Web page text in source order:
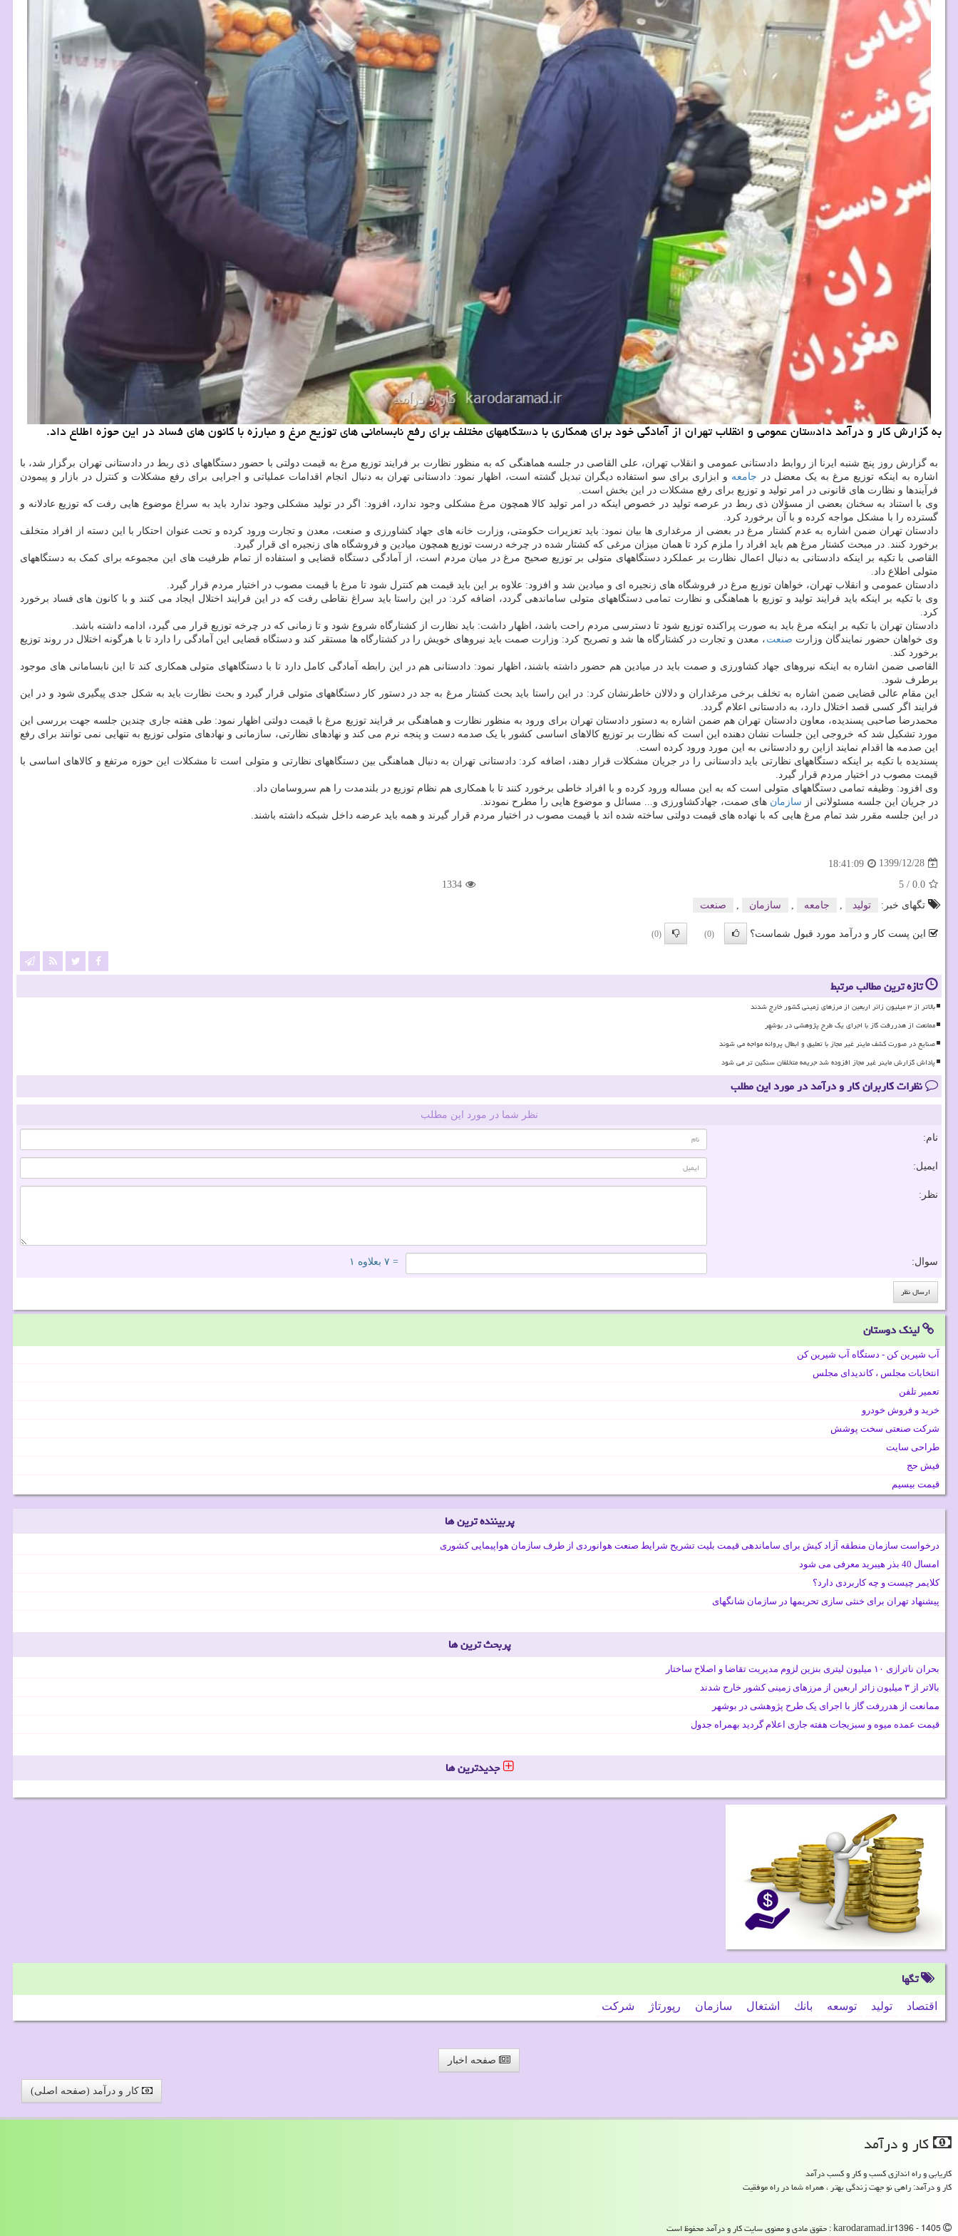
به گزارش کار و درآمد دادستان عمومی و انقلاب تهران از آمادگی خود برای همکاری با دستگاههای مختلف برای رفع نابسامانی های توزیع مرغ و مبارزه با کانون های فساد در این حوزه اطلاع داد.
به گزارش روز پنچ شنبه ایرنا از روابط دادستانی عمومی و انقلاب تهران، علی القاصی در جلسه هماهنگی که به منظور نظارت بر فرایند توزیع مرغ به قیمت دولتی با حضور دستگاههای ذی ربط در دادستانی تهران برگزار شد، با
اشاره به اینکه توزیع مرغ به یک معضل در جامعه و ابزاری برای سو استفاده دیگران تبدیل گشته است، اظهار نمود: دادستانی تهران به دنبال انجام اقدامات عملیاتی و اجرایی برای رفع مشکلات و کنترل در بازار و پیمودن
فرآیندها و نظارت های قانونی در امر تولید و توزیع برای رفع مشکلات در این بخش است.
وی با استناد به سخنان بعضی از مسؤلان ذی ربط در عرصه تولید در خصوص اینکه در امر تولید کالا همچون مرغ مشکلی وجود ندارد، افزود: اگر در تولید مشکلی وجود ندارد باید به سراغ موضوع هایی رفت که توزیع عادلانه و
گسترده را با مشکل مواجه کرده و با آن برخورد کرد.
دادستان تهران ضمن اشاره به عدم کشتار مرغ در بعضی از مرغداری ها بیان نمود: باید تعزیرات حکومتی، وزارت خانه های جهاد کشاورزی و صنعت، معدن و تجارت ورود کرده و تحت عنوان احتکار با این دسته از افراد متخلف
برخورد کنند. در مبحث کشتار مرغ هم باید افراد را ملزم کرد تا همان میزان مرغی که کشتار شده در چرخه درست توزیع همچون میادین و فروشگاه های زنجیره ای قرار گیرد.
القاصی با تکیه بر اینکه دادستانی به دنبال اعمال نظارت بر عملکرد دستگاههای متولی بر توزیع صحیح مرغ در میان مردم است، از آمادگی دستگاه قضایی و استفاده از تمام ظرفیت های این مجموعه برای کمک به دستگاههای
متولی اطلاع داد.
دادستان عمومی و انقلاب تهران، خواهان توزیع مرغ در فروشگاه های زنجیره ای و میادین شد و افزود: علاوه بر این باید قیمت هم کنترل شود تا مرغ با قیمت مصوب در اختیار مردم قرار گیرد.
وی با تکیه بر اینکه باید فرایند تولید و توزیع با هماهنگی و نظارت تمامی دستگاههای متولی ساماندهی گردد، اضافه کرد: در این راستا باید سراغ نقاطی رفت که در این فرایند اختلال ایجاد می کنند و با کانون های فساد برخورد
کرد.
دادستان تهران با تکیه بر اینکه مرغ باید به صورت پراکنده توزیع شود تا دسترسی مردم راحت باشد، اظهار داشت: باید نظارت از کشتارگاه شروع شود و تا زمانی که در چرخه توزیع قرار می گیرد، ادامه داشته باشد.
وی خواهان حضور نمایندگان وزارت صنعت ، معدن و تجارت در کشتارگاه ها شد و تصریح کرد: وزارت صمت باید نیروهای خویش را در کشتارگاه ها مستقر کند و دستگاه قضایی این آمادگی را دارد تا با هرگونه اختلال در روند توزیع
برخورد کند.
القاصی ضمن اشاره به اینکه نیروهای جهاد کشاورزی و صمت باید در میادین هم حضور داشته باشند، اظهار نمود: دادستانی هم در این رابطه آمادگی کامل دارد تا با دستگاههای متولی همکاری کند تا این نابسامانی های موجود
برطرف شود.
این مقام عالی قضایی ضمن اشاره به تخلف برخی مرغداران و دلالان خاطرنشان کرد: در این راستا باید بحث کشتار مرغ به جد در دستور کار دستگاههای متولی قرار گیرد و بحث نظارت باید به شکل جدی پیگیری شود و در این
فرایند اگر کسی قصد اختلال دارد، به دادستانی اعلام گردد.
محمدرضا صاحبی پسندیده، معاون دادستان تهران هم ضمن اشاره به دستور دادستان تهران برای ورود به منظور نظارت و هماهنگی بر فرایند توزیع مرغ با قیمت دولتی اظهار نمود: طی هفته جاری چندین جلسه جهت بررسی این
مورد تشکیل شد که خروجی این جلسات نشان دهنده این است که نظارت بر توزیع کالاهای اساسی کشور با یک صدمه دست و پنجه نرم می کند و نهادهای نظارتی، سازمانی و نهادهای متولی توزیع به تنهایی نمی توانند برای رفع
این صدمه ها اقدام نمایند ازاین رو دادستانی به این مورد ورود کرده است.
پسندیده با تکیه بر اینکه دستگاههای نظارتی باید دادستانی را در جریان مشکلات قرار دهند، اضافه کرد: دادستانی تهران به دنبال هماهنگی بین دستگاههای نظارتی و متولی است تا مشکلات این حوزه مرتفع و کالاهای اساسی با
قیمت مصوب در اختیار مردم قرار گیرد.
وی افزود: وظیفه تمامی دستگاههای متولی است که به این مساله ورود کرده و با افراد خاطی برخورد کنند تا با همکاری هم نظام توزیع در بلندمدت را هم سروسامان داد.
در جریان این جلسه مسئولانی از سازمان های صمت، جهادکشاورزی و... مسائل و موضوع هایی را مطرح نمودند.
در این جلسه مقرر شد تمام مرغ هایی که با نهاده های قیمت دولتی ساخته شده اند با قیمت مصوب در اختیار مردم قرار گیرند و همه باید عرضه داخل شبکه داشته باشند.
1399/12/28
18:41:09
0.0
/
5
1334
تگهای خبر:
تولید , جامعه , سازمان , صنعت
این پست کار و درآمد مورد قبول شماست؟ (0)
(0)
تازه ترین مطالب مرتبط
بالاتر از ۳ میلیون زائر اربعین از مرزهای زمینی کشور خارج شدند
ممانعت از هدررفت گاز با اجرای یک طرح پژوهشی در بوشهر
صنایع در صورت کشف ماینر غیر مجاز با تعلیق و ابطال پروانه مواجه می شوند
پاداش گزارش ماینر غیر مجاز افزوده شد جریمه متخلفان سنگین تر می شود
نظرات کاربران کار و درآمد در مورد این مطلب
نظر شما در مورد این مطلب
نام:
ایمیل:
نظر:
سوال: = ۷ بعلاوه ۱
لینک دوستان
آب شیرین کن - دستگاه آب شیرین کن
انتخابات مجلس ، کاندیدای مجلس
تعمیر تلفن
خرید و فروش خودرو
شرکت صنعتی سخت پوشش
طراحی سایت
فیش حج
قیمت بیسیم
پربیننده ترین ها
درخواست سازمان منطقه آزاد کیش برای ساماندهی قیمت بلیت تشریح شرایط صنعت هوانوردی از طرف سازمان هواپیمایی کشوری
امسال 40 بذر هیبرید معرفی می شود
کلایمر چیست و چه کاربردی دارد؟
پیشنهاد تهران برای خنثی سازی تحریمها در سازمان شانگهای
پربحث ترین ها
بحران ناترازی ۱۰ میلیون لیتری بنزین لزوم مدیریت تقاضا و اصلاح ساختار
بالاتر از ۳ میلیون زائر اربعین از مرزهای زمینی کشور خارج شدند
ممانعت از هدررفت گاز با اجرای یک طرح پژوهشی در بوشهر
قیمت عمده میوه و سبزیجات هفته جاری اعلام گردید بهمراه جدول
جدیدترین ها
تگها
اقتصاد تولید توسعه بانك اشتغال سازمان رپورتاژ شركت
صفحه اخبار
کار و درآمد (صفحه اصلی)
كار و درآمد
کاریابی و راه اندازی کسب و کار و کسب درآمد
کار و درآمد: راهی نو جهت زندگی بهتر ، همراه شما در راه موفقیت